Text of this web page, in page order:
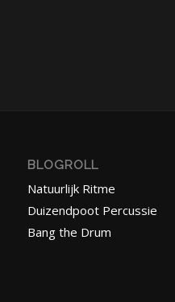
BLOGROLL
Natuurlijk Ritme
Duizendpoot Percussie
Bang the Drum